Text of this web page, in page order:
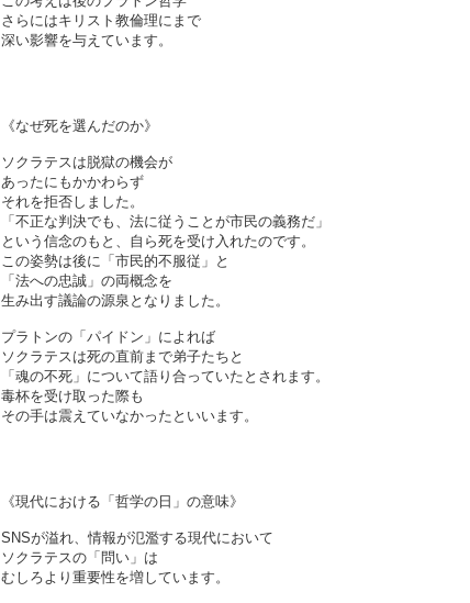
さらにはキリスト教倫理にまで
深い影響を与えています。
《なぜ死を選んだのか》
ソクラテスは脱獄の機会が
あったにもかかわらず
それを拒否しました。
「不正な判決でも、法に従うことが市民の義務だ」
という信念のもと、自ら死を受け入れたのです。
この姿勢は後に「市民的不服従」と
「法への忠誠」の両概念を
生み出す議論の源泉となりました。
プラトンの「パイドン」によれば
ソクラテスは死の直前まで弟子たちと
「魂の不死」について語り合っていたとされます。
毒杯を受け取った際も
その手は震えていなかったといいます。
《現代における「哲学の日」の意味》
SNSが溢れ、情報が氾濫する現代において
ソクラテスの「問い」は
むしろより重要性を増しています。